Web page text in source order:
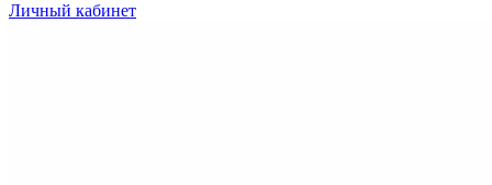
Личный кабинет